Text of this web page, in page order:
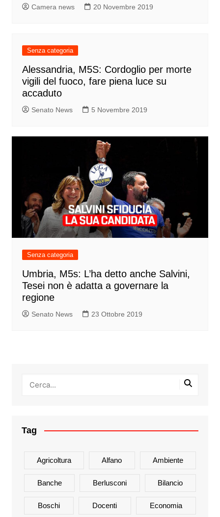
Camera news 20 Novembre 2019
Senza categoria
Alessandria, M5S: Cordoglio per morte
vigili del fuoco, fare piena luce su
accaduto
Senato News 5 Novembre 2019
Senza categoria
Umbria, M5s: L’ha detto anche Salvini,
Tesei non è adatta a governare la
regione
Senato News 23 Ottobre 2019
Tag
Agricoltura Alfano Ambiente
Banche Berlusconi Bilancio
Boschi Docenti Economia